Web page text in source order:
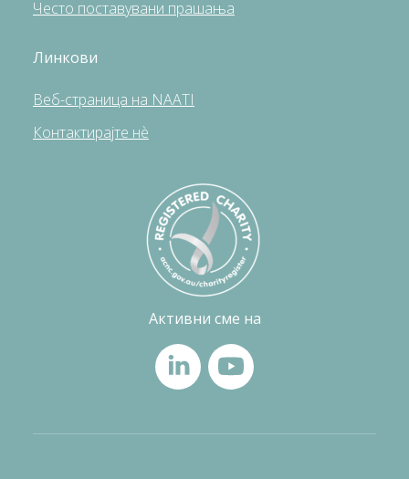
Често поставувани прашања
Линкови
Веб-страница на NAATI
Контактирајте нè
Активни сме на